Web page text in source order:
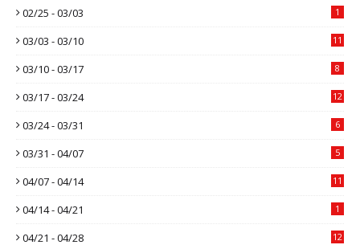
02/25 - 03/03 1
03/03 - 03/10 11
03/10 - 03/17 8
03/17 - 03/24 12
03/24 - 03/31 6
03/31 - 04/07 5
04/07 - 04/14 11
04/14 - 04/21 1
04/21 - 04/28 12